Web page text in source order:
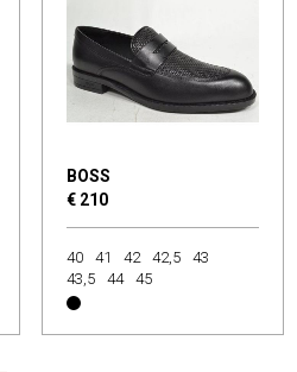
BOSS
€ 210
40 41 42 42,5
43
43,5
44 45